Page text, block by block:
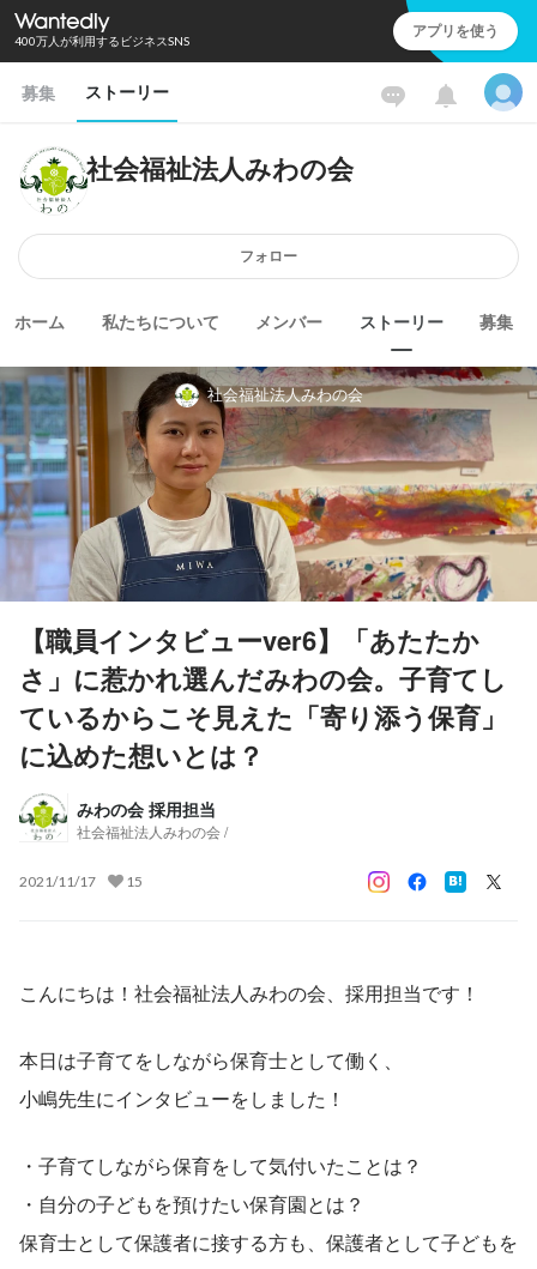
400万人が利用するビジネスSNS アプリを使う
募集 ストーリー
社会福祉法人みわの会
フォロー
ホーム 私たちについて メンバー ストーリー 募集
社会福祉法人みわの会
【職員インタビューver6】「あたたか
さ」に惹かれ選んだみわの会。子育てし
ているからこそ見えた「寄り添う保育」
に込めた想いとは？
みわの会 採用担当
社会福祉法人みわの会 /
2021/11/17 15
こんにちは！社会福祉法人みわの会、採用担当です！
本日は子育てをしながら保育士として働く、
小嶋先生にインタビューをしました！
・子育てしながら保育をして気付いたことは？
・自分の子どもを預けたい保育園とは？
保育士として保護者に接する方も、保護者として子どもを